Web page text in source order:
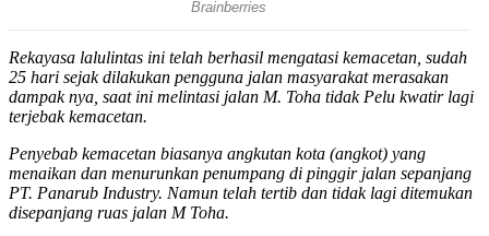
Rekayasa lalulintas ini telah berhasil mengatasi kemacetan, sudah
25 hari sejak dilakukan pengguna jalan masyarakat merasakan
dampak nya, saat ini melintasi jalan M. Toha tidak Pelu kwatir lagi
terjebak kemacetan.
Penyebab kemacetan biasanya angkutan kota (angkot) yang
menaikan dan menurunkan penumpang di pinggir jalan sepanjang
PT. Panarub Industry. Namun telah tertib dan tidak lagi ditemukan
disepanjang ruas jalan M Toha.